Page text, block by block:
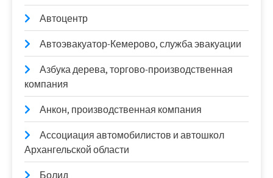
Автоцентр
Автоэвакуатор-Кемерово, служба эвакуации
Азбука дерева, торгово-производственная
компания
Анкон, производственная компания
Ассоциация автомобилистов и автошкол
Архангельской области
Болид